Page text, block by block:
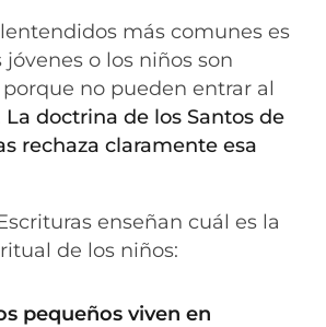
más comunes es
o los niños son
no pueden entrar al
La doctrina de los Santos de
rechaza claramente esa
enseñan cuál es la
de los niños:
pequeños viven en